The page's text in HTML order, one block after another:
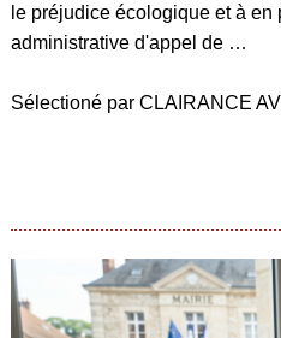
le préjudice écologique et à
administrative d'appel de …
Sélectioné par CLAIRANCE